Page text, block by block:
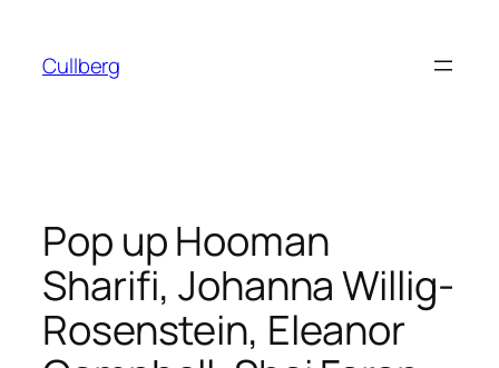
innehåll
Cullberg
Pop up Hooman
Sharifi, Johanna Willig-
Rosenstein, Eleanor